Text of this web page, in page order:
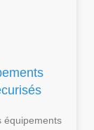
équipements